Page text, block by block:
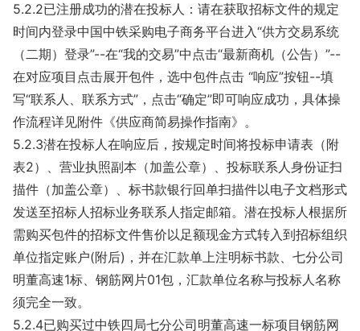
5.2.2已注册成功的潜在投标人：请在获取招标文件的规定
时间内登录中国中铁采购电子商务平台进入“供方交易系统
（二期）登录”--在“我的交易”中点击“最新商机（公告）”--
在对应项目点击展开包件，选中包件点击 “响应”按钮--填
写“联系人、联系方式”，点击“确定”即可响应成功，具体操
作流程详见附件《供应商简易操作指南》。
5.2.3潜在投标人在响应后，按规定时间将投标申请表（附
表2）、营业执照副本（加盖公章）、投标联系人身份证扫
描件（加盖公章）、标书款银行回单扫描件以电子文档形式
发送至招标人招标业务联系人指定邮箱。潜在投标人根据所
需购买包件的招标文件售价以足额现金方式转入到招标组织
单位指定账户(附后)，并在汇款单上注明标书款、七分公司
明董高速1标、钢筋网片01包，汇款单位名称与投标人名称
须完全一致。
5.2.4已购买过中铁四局七分公司明董高速一标项目钢筋网